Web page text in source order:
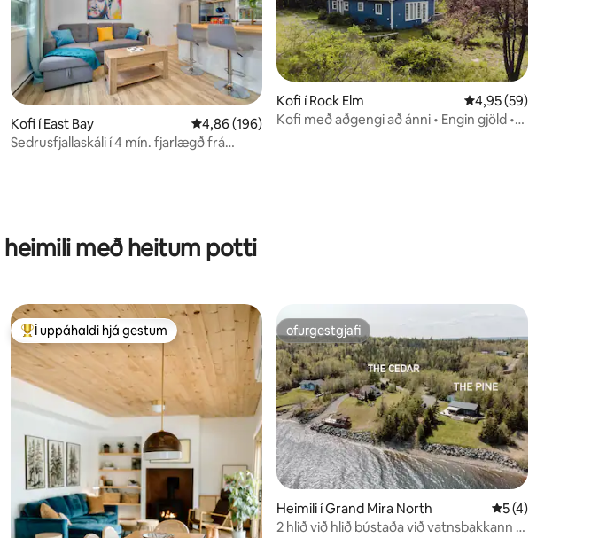
47 umsagnir
Kofi í East Bay 4,86 af 5 í meðaleinkunn, 196 umsagnir
4,86 (196)
Sedrusfjallaskáli í 4 mín. fjarlægð frá
Kofi í Rock Elm 4,95 af 5 í
4,95 (59)
Kofi með aðgengi að ánni • Engin gjöld •
með heitum potti
131 umsagnir
Í mestu uppáhaldi hjá gestum
Í uppáhaldi hjá gestum ofurgestgjafi
ofurgestgjafi
Heimili í Grand Mira North 5 af 5 í
5 (4)
2 hlið við hlið bústaða við vatnsbakkann /